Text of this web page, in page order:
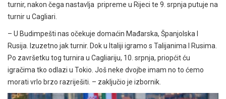
turnir, nakon čega nastavlja pripreme u Rijeci te 9. srpnja putuje na
turnir u Cagliari.
– U Budimpešti nas očekuje domaćin Mađarska, Španjolska I
Rusija. Izuzetno jak turnir. Dok u Italiji igramo s Talijanima I Rusima.
Po završetku tog turnira u Cagliariju, 10. srpnja, priopćit ću
igračima tko odlazi u Tokio. Još neke dvojbe imam no to ćemo
morati vrlo brzo razriješiti. – zaključio je izbornik.